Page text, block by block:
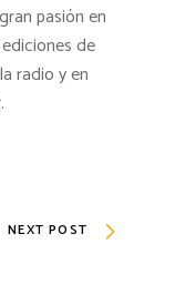
pasión en
de
radio y en
NEXT POST